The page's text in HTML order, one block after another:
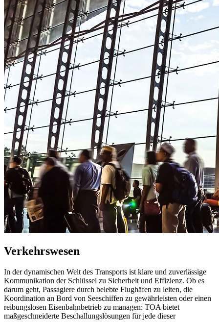
Verkehrswesen
In der dynamischen Welt des Transports ist klare und zuverlässige
Kommunikation der Schlüssel zu Sicherheit und Effizienz. Ob es
darum geht, Passagiere durch belebte Flughäfen zu leiten, die
Koordination an Bord von Seeschiffen zu gewährleisten oder einen
reibungslosen Eisenbahnbetrieb zu managen: TOA bietet
maßgeschneiderte Beschallungslösungen für jede dieser